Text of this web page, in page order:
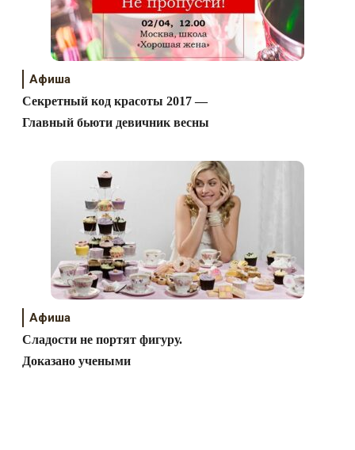
Афиша
Секретный код красоты 2017 —
Главный бьюти девичник весны
Афиша
Сладости не портят фигуру.
Доказано учеными